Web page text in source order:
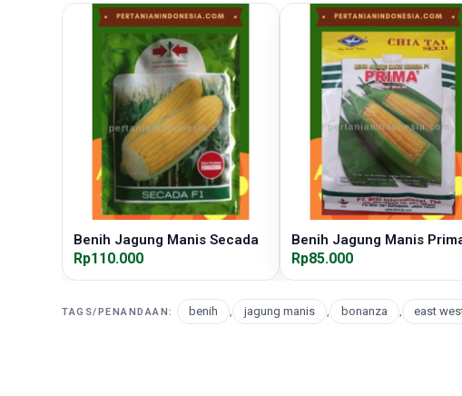
Benih Jagung Manis Secada
Rp110.000
Benih Jagung Manis
Rp85.000
TAGS/PENANDAAN: benih , jagung manis , bonanza , east